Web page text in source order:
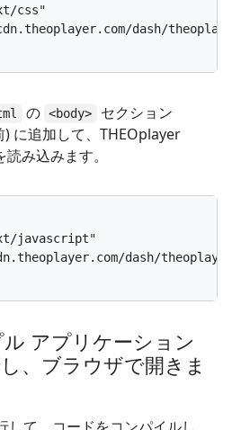
css"
dash/
の <body>
セクション
) に追加して、THEOplayer
み込みます。
javascript"
dash/theoplayer/
アプリケーション
、ブラウザで開きま